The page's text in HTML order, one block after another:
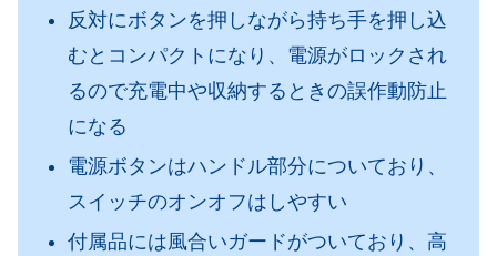
反対にボタンを押しながら持ち手を押し込
むとコンパクトになり、電源がロックされ
るので充電中や収納するときの誤作動防止
になる
電源ボタンはハンドル部分についており、
スイッチのオンオフはしやすい
付属品には風合いガードがついており、高